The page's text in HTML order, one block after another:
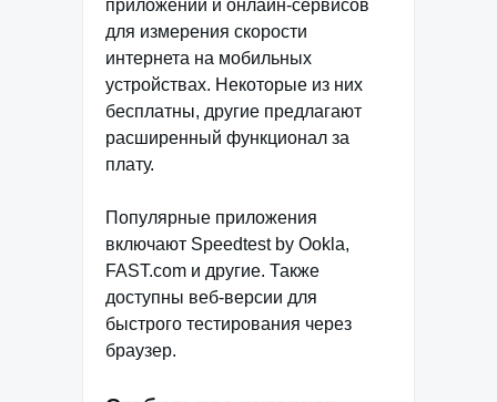
приложений и онлайн-сервисов
для измерения скорости
интернета на мобильных
устройствах. Некоторые из них
бесплатны, другие предлагают
расширенный функционал за
плату.
Популярные приложения
включают Speedtest by Ookla,
FAST.com и другие. Также
доступны веб-версии для
быстрого тестирования через
браузер.